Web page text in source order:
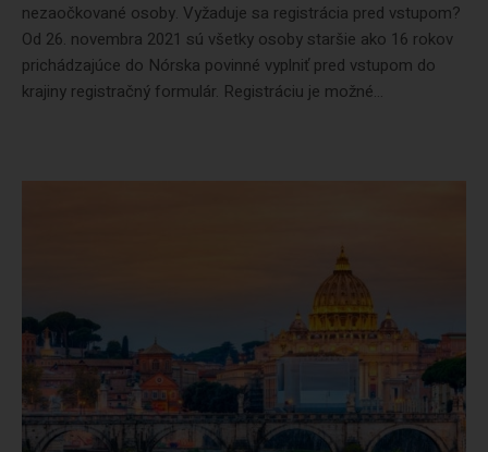
nezaočkované osoby. Vyžaduje sa registrácia pred vstupom?
Od 26. novembra 2021 sú všetky osoby staršie ako 16 rokov
prichádzajúce do Nórska povinné vyplniť pred vstupom do
krajiny registračný formulár. Registráciu je možné...